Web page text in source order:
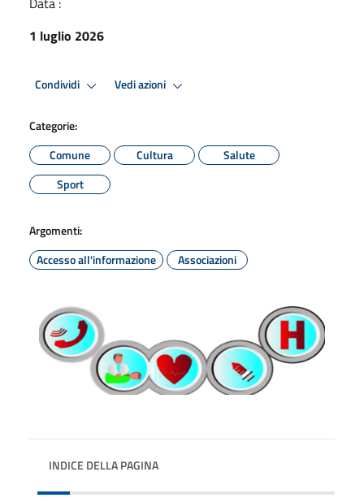
1 luglio 2026
Condividi Vedi azioni
Categorie:
Comune
Cultura
Salute
Sport
Argomenti:
Accesso all'informazione
Associazioni
INDICE DELLA PAGINA